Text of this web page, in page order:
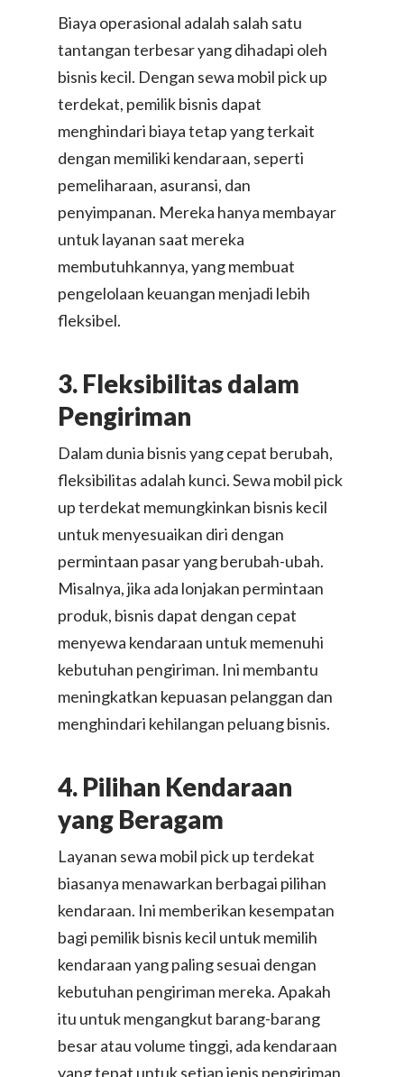
Biaya operasional adalah salah satu
tantangan terbesar yang dihadapi oleh
bisnis kecil. Dengan sewa mobil pick up
terdekat, pemilik bisnis dapat
menghindari biaya tetap yang terkait
dengan memiliki kendaraan, seperti
pemeliharaan, asuransi, dan
penyimpanan. Mereka hanya membayar
untuk layanan saat mereka
membutuhkannya, yang membuat
pengelolaan keuangan menjadi lebih
fleksibel.
3. Fleksibilitas dalam
Pengiriman
Dalam dunia bisnis yang cepat berubah,
fleksibilitas adalah kunci. Sewa mobil pick
up terdekat memungkinkan bisnis kecil
untuk menyesuaikan diri dengan
permintaan pasar yang berubah-ubah.
Misalnya, jika ada lonjakan permintaan
produk, bisnis dapat dengan cepat
menyewa kendaraan untuk memenuhi
kebutuhan pengiriman. Ini membantu
meningkatkan kepuasan pelanggan dan
menghindari kehilangan peluang bisnis.
4. Pilihan Kendaraan
yang Beragam
Layanan sewa mobil pick up terdekat
biasanya menawarkan berbagai pilihan
kendaraan. Ini memberikan kesempatan
bagi pemilik bisnis kecil untuk memilih
kendaraan yang paling sesuai dengan
kebutuhan pengiriman mereka. Apakah
itu untuk mengangkut barang-barang
besar atau volume tinggi, ada kendaraan
yang tepat untuk setiap jenis pengiriman.